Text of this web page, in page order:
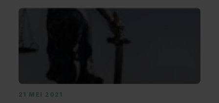
21 MEI 2021